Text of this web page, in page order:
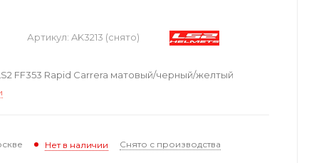
Артикул: AK3213 (снято)
FF353 Rapid Carrera матовый/черный/желтый
Нет в наличии Снято с производства